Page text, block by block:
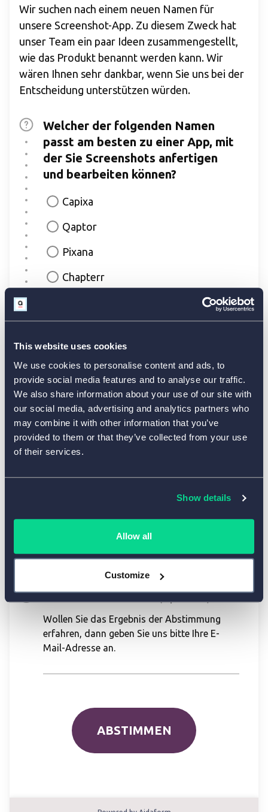
This website uses cookies
We use cookies to personalise content and ads, to
provide social media features and to analyse our traffic.
We also share information about your use of our site with
our social media, advertising and analytics partners who
may combine it with other information that you’ve
provided to them or that they’ve collected from your use
of their services.
Show details
Allow all
Customize